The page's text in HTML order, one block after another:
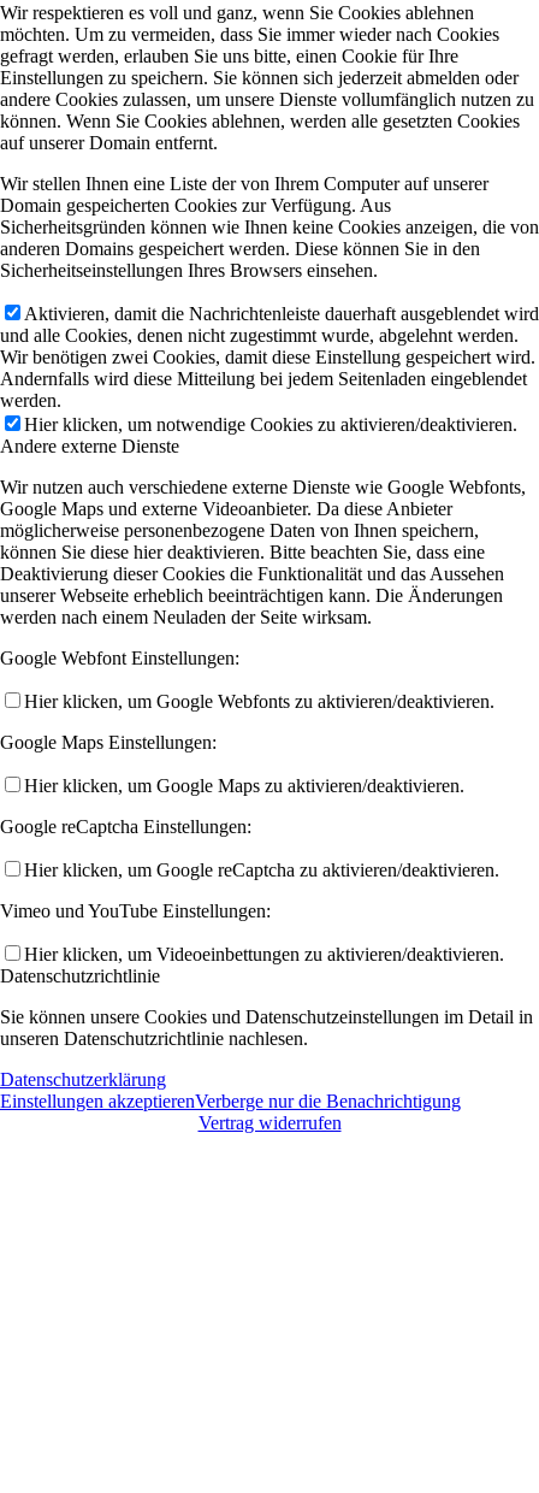
Wir respektieren es voll und ganz, wenn Sie Cookies ablehnen
möchten. Um zu vermeiden, dass Sie immer wieder nach Cookies
gefragt werden, erlauben Sie uns bitte, einen Cookie für Ihre
Einstellungen zu speichern. Sie können sich jederzeit abmelden oder
andere Cookies zulassen, um unsere Dienste vollumfänglich nutzen zu
können. Wenn Sie Cookies ablehnen, werden alle gesetzten Cookies
auf unserer Domain entfernt.
Wir stellen Ihnen eine Liste der von Ihrem Computer auf unserer
Domain gespeicherten Cookies zur Verfügung. Aus
Sicherheitsgründen können wie Ihnen keine Cookies anzeigen, die von
anderen Domains gespeichert werden. Diese können Sie in den
Sicherheitseinstellungen Ihres Browsers einsehen.
Aktivieren, damit die Nachrichtenleiste dauerhaft ausgeblendet wird
und alle Cookies, denen nicht zugestimmt wurde, abgelehnt werden.
Wir benötigen zwei Cookies, damit diese Einstellung gespeichert wird.
Andernfalls wird diese Mitteilung bei jedem Seitenladen eingeblendet
werden.
Hier klicken, um notwendige Cookies zu aktivieren/deaktivieren.
Andere externe Dienste
Wir nutzen auch verschiedene externe Dienste wie Google Webfonts,
Google Maps und externe Videoanbieter. Da diese Anbieter
möglicherweise personenbezogene Daten von Ihnen speichern,
können Sie diese hier deaktivieren. Bitte beachten Sie, dass eine
Deaktivierung dieser Cookies die Funktionalität und das Aussehen
unserer Webseite erheblich beeinträchtigen kann. Die Änderungen
werden nach einem Neuladen der Seite wirksam.
Google Webfont Einstellungen:
Hier klicken, um Google Webfonts zu aktivieren/deaktivieren.
Google Maps Einstellungen:
Hier klicken, um Google Maps zu aktivieren/deaktivieren.
Google reCaptcha Einstellungen:
Hier klicken, um Google reCaptcha zu aktivieren/deaktivieren.
Vimeo und YouTube Einstellungen:
Hier klicken, um Videoeinbettungen zu aktivieren/deaktivieren.
Datenschutzrichtlinie
Sie können unsere Cookies und Datenschutzeinstellungen im Detail in
unseren Datenschutzrichtlinie nachlesen.
Datenschutzerklärung
Einstellungen akzeptierenVerberge nur die Benachrichtigung
Vertrag widerrufen